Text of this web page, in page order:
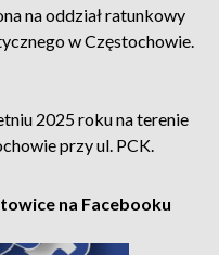
na oddział ratunkowy
w Częstochowie.
2025 roku na terenie
przy ul. PCK.
na Facebooku